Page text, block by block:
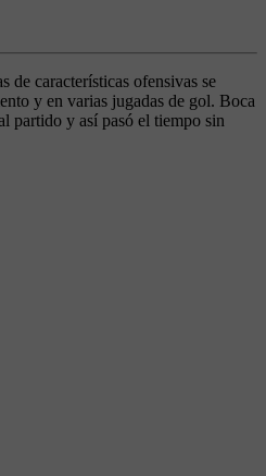
de características ofensivas se
y en varias jugadas de gol. Boca
partido y así pasó el tiempo sin